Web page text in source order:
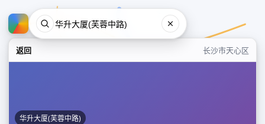
返回 长沙市天心区
华升大厦(芙蓉中路)